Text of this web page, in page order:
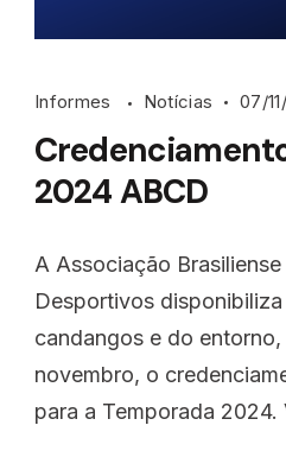
Informes Notícias 07/
2024 ABCD
A Associação
Desportivos
candangos e do
novembro, o
para a Temporada